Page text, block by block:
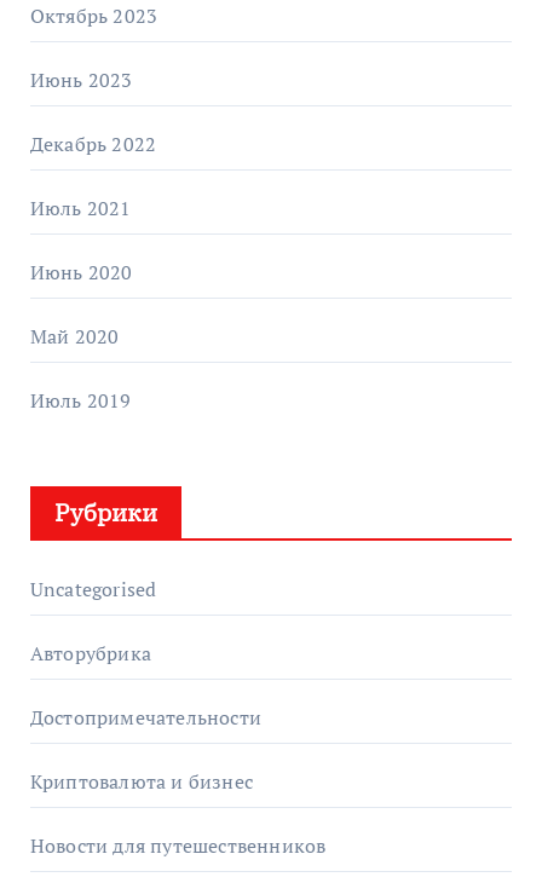
Октябрь 2023
Июнь 2023
Декабрь 2022
Июль 2021
Июнь 2020
Май 2020
Июль 2019
Рубрики
Uncategorised
Авторубрика
Достопримечательности
Криптовалюта и бизнес
Новости для путешественников